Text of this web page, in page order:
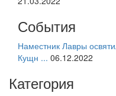
События
Наместник Лавры
Кущн ... 06.12.2022
Категория